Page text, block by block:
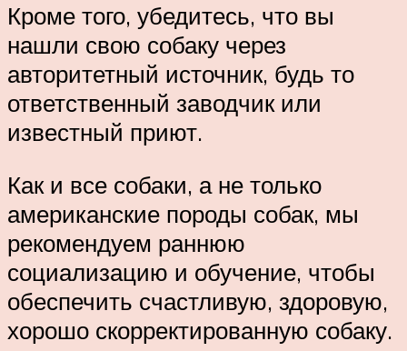
Кроме того, убедитесь, что вы
нашли свою собаку через
авторитетный источник, будь то
ответственный заводчик или
известный приют.
Как и все собаки, а не только
американские породы собак, мы
рекомендуем раннюю
социализацию и обучение, чтобы
обеспечить счастливую, здоровую,
хорошо скорректированную собаку.